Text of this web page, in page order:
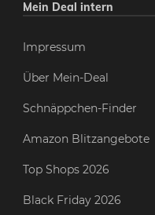
Mein Deal intern
Impressum
Über Mein-Deal
Schnäppchen-Finder
Amazon Blitzangebote
Top Shops 2026
Black Friday 2026